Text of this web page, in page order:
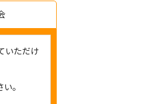
いただけ
。